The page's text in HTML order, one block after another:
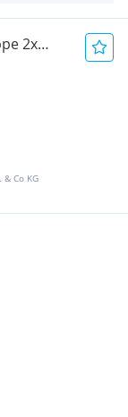
2x
& Co KG